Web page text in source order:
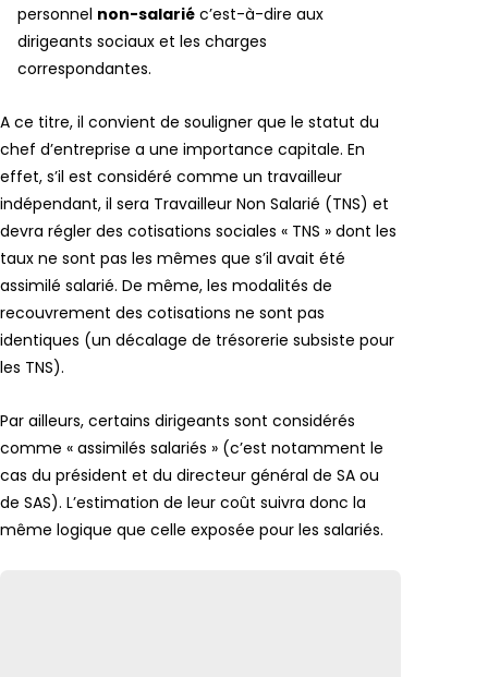
personnel non-salarié c’est-à-dire aux
dirigeants sociaux et les charges
correspondantes.
A ce titre, il convient de souligner que le statut du
chef d’entreprise a une importance capitale. En
effet, s’il est considéré comme un travailleur
indépendant, il sera Travailleur Non Salarié (TNS) et
devra régler des cotisations sociales « TNS » dont les
taux ne sont pas les mêmes que s’il avait été
assimilé salarié. De même, les modalités de
recouvrement des cotisations ne sont pas
identiques (un décalage de trésorerie subsiste pour
les TNS).
Par ailleurs, certains dirigeants sont considérés
comme « assimilés salariés » (c’est notamment le
cas du président et du directeur général de SA ou
de SAS). L’estimation de leur coût suivra donc la
même logique que celle exposée pour les salariés.